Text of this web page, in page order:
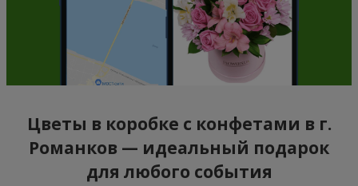
Цветы в коробке с конфетами в г.
Романков — идеальный подарок
для любого события